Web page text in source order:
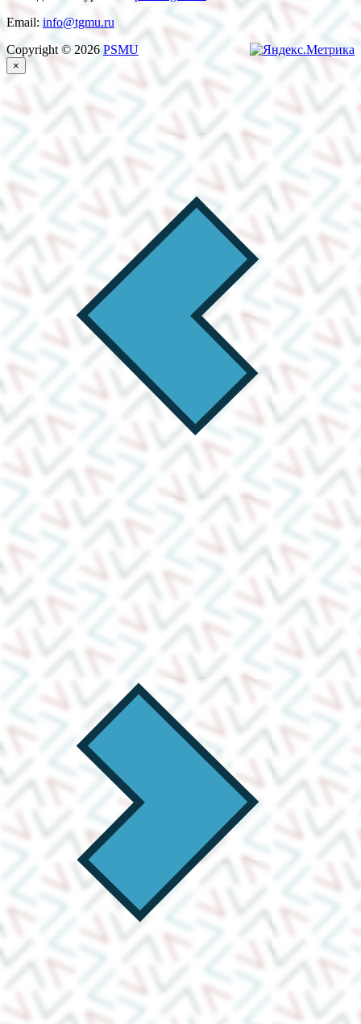
Email: info@tgmu.ru
Copyright © 2026 PSMU
×